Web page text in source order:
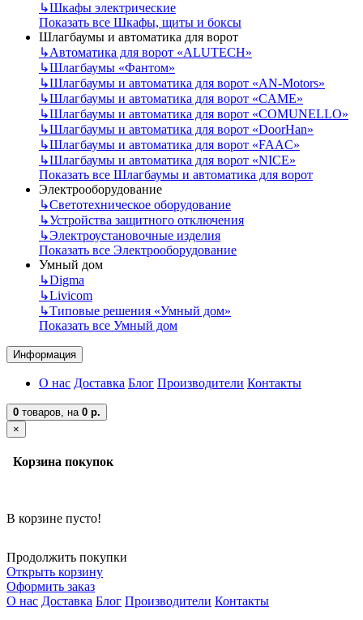
↳Шкафы электрические
Показать все Шкафы, щиты и боксы
Шлагбаумы и автоматика для ворот
↳Автоматика для ворот «ALUTECH»
↳Шлагбаумы «Фантом»
↳Шлагбаумы и автоматика для ворот «AN-Motors»
↳Шлагбаумы и автоматика для ворот «CAME»
↳Шлагбаумы и автоматика для ворот «COMUNELLO»
↳Шлагбаумы и автоматика для ворот «DoorHan»
↳Шлагбаумы и автоматика для ворот «FAAC»
↳Шлагбаумы и автоматика для ворот «NICE»
Показать все Шлагбаумы и автоматика для ворот
Электрооборудование
↳Светотехническое оборудование
↳Устройства защитного отключения
↳Электроустановочные изделия
Показать все Электрооборудование
Умный дом
↳Digma
↳Livicom
↳Типовые решения «Умный дом»
Показать все Умный дом
Информация
О нас Доставка Блог Производители Контакты
0 товаров, на 0 р.
×
Корзина покупок
В корзине пусто!
Продолжить покупки
Открыть корзину
Оформить заказ
О нас Доставка Блог Производители Контакты